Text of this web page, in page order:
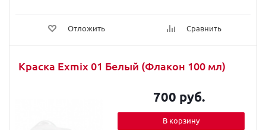
Отложить Сравнить
Краска Exmix 01 Белый (Флакон 100 мл)
700 руб.
В корзину